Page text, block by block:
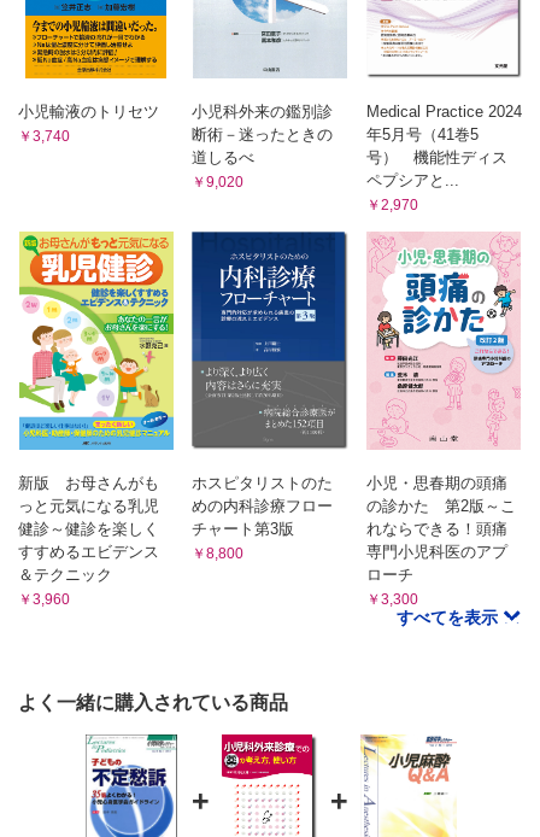
29 思春期から移行期にかけての支援
30 学校との連携や学校医の参画
31 睡眠リズム障害，起床困難を伴う起立性調節障害の具体的
Ⅹ．モデルケース
32 頭痛を伴う起立性調節障害の具体的診療
Ⅺ．保護者会より
34 お医者様にも知って欲しい母たちの思い
35 医療・学校・家庭の連携を願って
小児輸液のトリセツ
￥3,740
小児科外来の鑑別診
断術－迷ったときの
道しるべ
￥9,020
Medical Practice 2024
年5月号（41巻5
号） 機能性ディス
ペプシアと...
￥2,970
新版 お母さんがも
っと元気になる乳児
健診～健診を楽しく
すすめるエビデンス
＆テクニック
￥3,960
ホスピタリストのた
めの内科診療フロー
チャート第3版
￥8,800
小児・思春期の頭痛
の診かた 第2版～こ
れならできる！頭痛
専門小児科医のアプ
ローチ
￥3,300
すべてを表示
よく一緒に購入されている商品
+ +